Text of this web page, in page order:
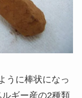
うに棒状になっ
ギー産の2種類